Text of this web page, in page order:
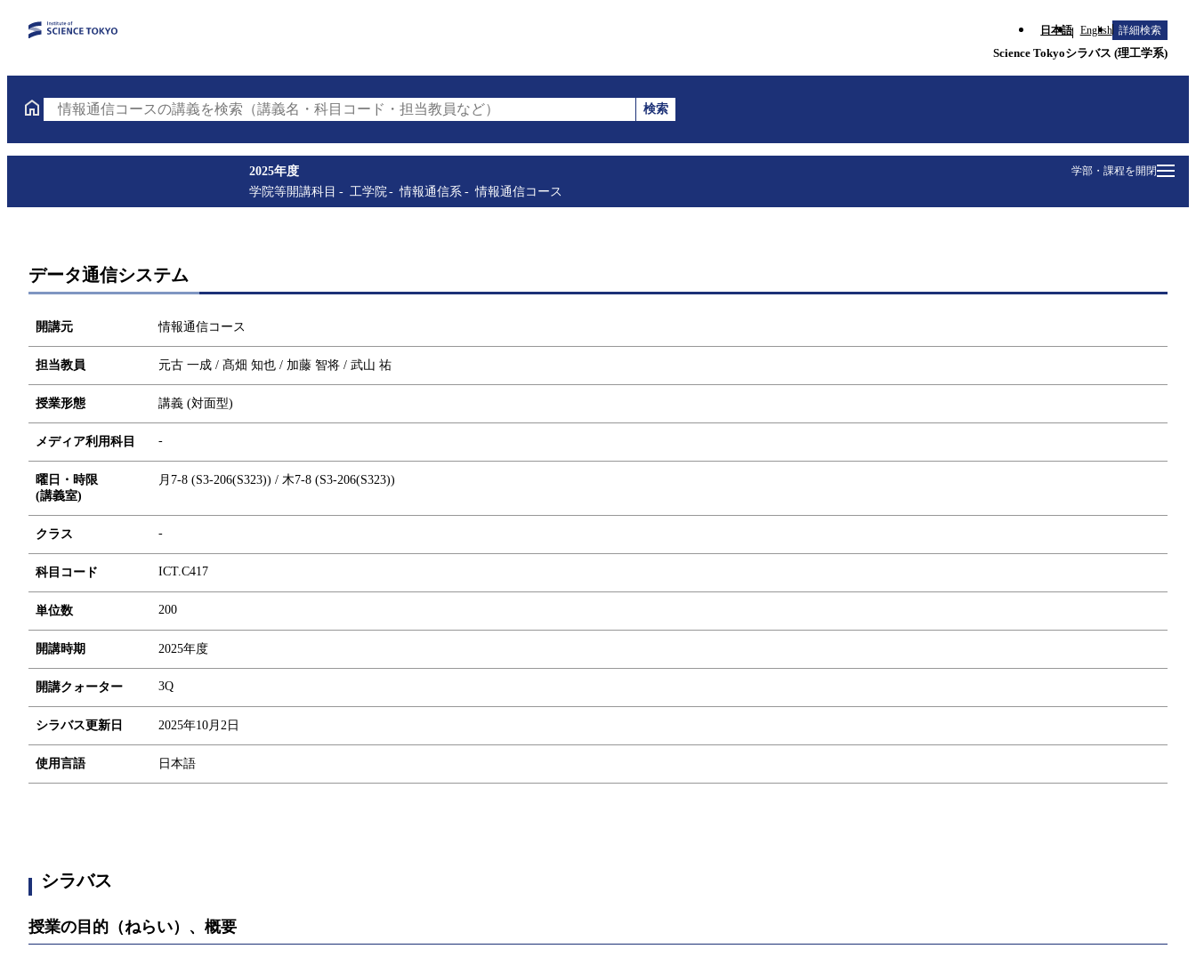
日本語 English 詳細検索
Science Tokyoシラバス (理工学系)
情報通信コースの講義を検索（講義名・科目コード・担当教員など）
検索
学部・課程を開閉
2025年度
学院等開講科目
工学院 情報通信系 情報通信コース
データ通信システム
開講元 情報通信コース
担当教員 元古 一成 / 髙畑 知也 / 加藤 智将 / 武山 祐
授業形態 講義 (対面型)
メディア利用科目 -
曜日・時限
(講義室)
月7-8 (S3-206(S323)) / 木7-8 (S3-206(S323))
クラス -
科目コード ICT.C417
単位数 200
開講時期 2025年度
開講クォーター 3Q
シラバス更新日 2025年10月2日
使用言語 日本語
シラバス
授業の目的（ねらい）、概要